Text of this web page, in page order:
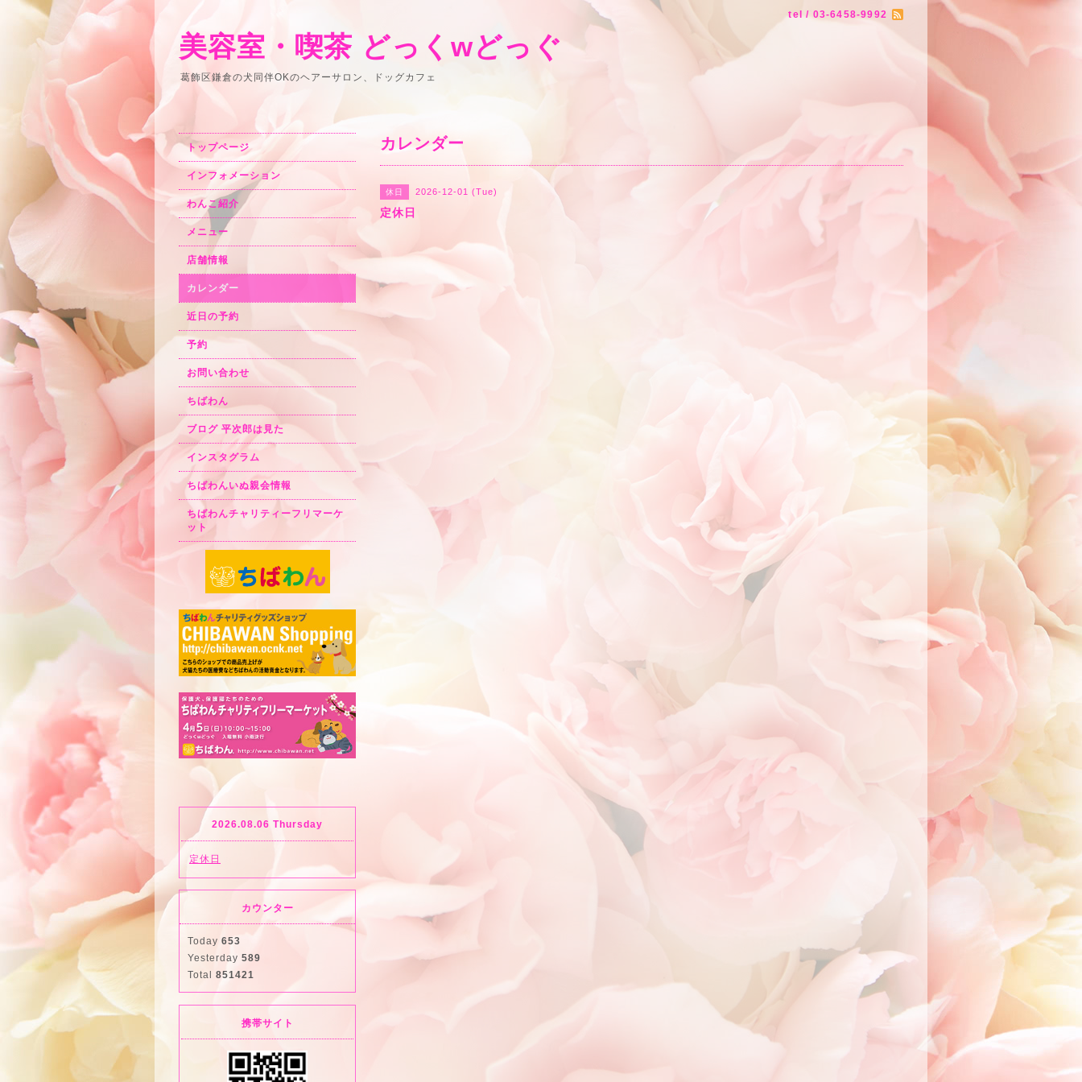
tel / 03-6458-9992
美容室・喫茶 どっくwどっぐ
葛飾区鎌倉の犬同伴OKのヘアーサロン、ドッグカフェ
カレンダー
休日 2026-12-01 (Tue)
定休日
トップページ
インフォメーション
わんこ紹介
メニュー
店舗情報
カレンダー
近日の予約
予約
お問い合わせ
ちばわん
ブログ 平次郎は見た
インスタグラム
ちばわんいぬ親会情報
ちばわんチャリティーフリマーケ
ット
2026.08.06 Thursday
定休日
カウンター
Today 653
Yesterday 589
Total 851421
携帯サイト